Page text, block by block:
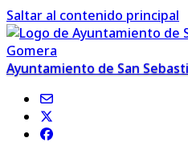
Saltar al contenido principal
Ayuntamiento de San